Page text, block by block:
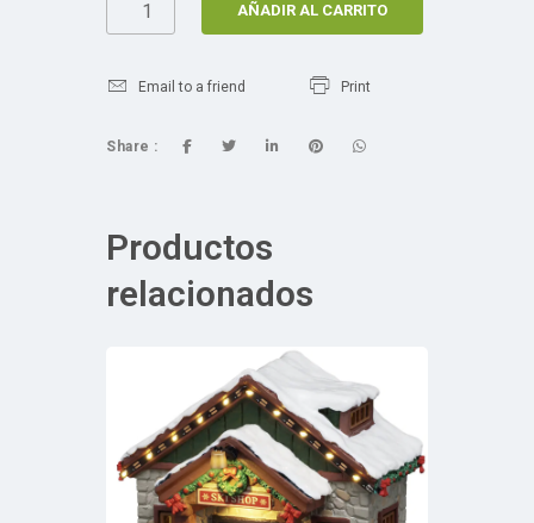
AÑADIR AL CARRITO
Email to a friend Print
Share :
Productos
relacionados